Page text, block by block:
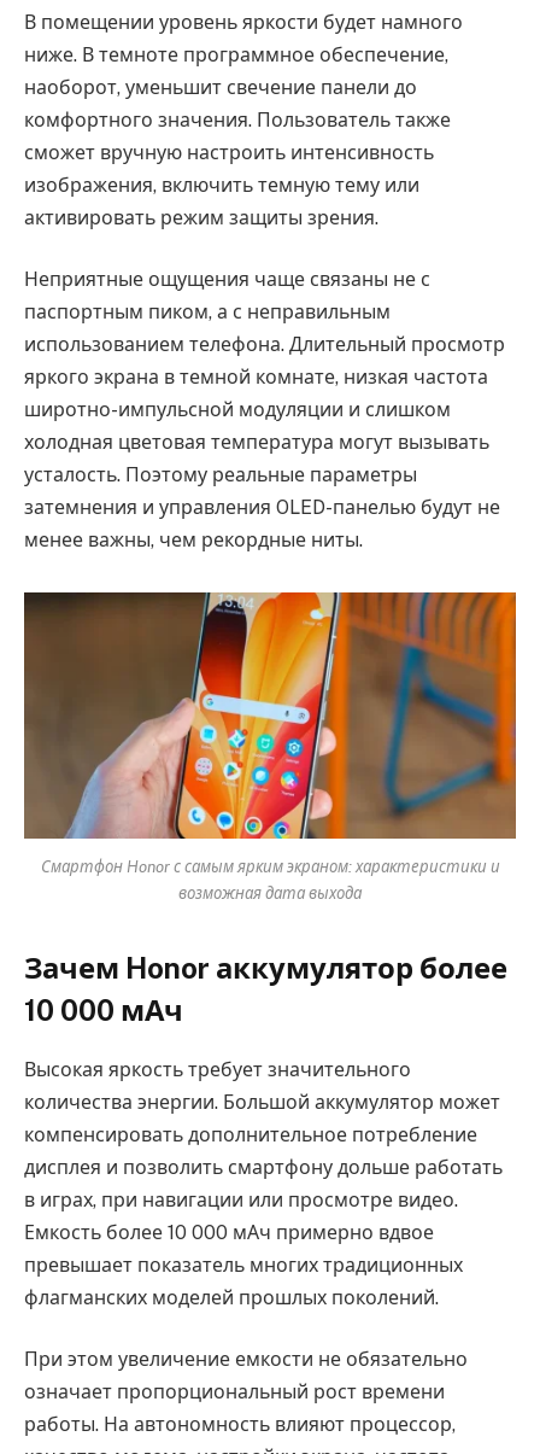
В помещении уровень яркости будет намного
ниже. В темноте программное обеспечение,
наоборот, уменьшит свечение панели до
комфортного значения. Пользователь также
сможет вручную настроить интенсивность
изображения, включить темную тему или
активировать режим защиты зрения.
Неприятные ощущения чаще связаны не с
паспортным пиком, а с неправильным
использованием телефона. Длительный просмотр
яркого экрана в темной комнате, низкая частота
широтно-импульсной модуляции и слишком
холодная цветовая температура могут вызывать
усталость. Поэтому реальные параметры
затемнения и управления OLED-панелью будут не
менее важны, чем рекордные ниты.
Смартфон Honor с самым ярким экраном: характеристики и
возможная дата выхода
Зачем Honor аккумулятор более
10 000 мАч
Высокая яркость требует значительного
количества энергии. Большой аккумулятор может
компенсировать дополнительное потребление
дисплея и позволить смартфону дольше работать
в играх, при навигации или просмотре видео.
Емкость более 10 000 мАч примерно вдвое
превышает показатель многих традиционных
флагманских моделей прошлых поколений.
При этом увеличение емкости не обязательно
означает пропорциональный рост времени
работы. На автономность влияют процессор,